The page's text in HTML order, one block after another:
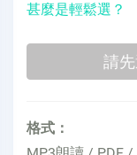
甚麼是輕鬆選？
格式：